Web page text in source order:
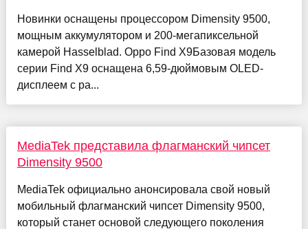
Новинки оснащены процессором Dimensity 9500,
мощным аккумулятором и 200-мегапиксельной
камерой Hasselblad. Oppo Find X9Базовая модель
серии Find X9 оснащена 6,59-дюймовым OLED-
дисплеем с ра...
MediaTek представила флагманский чипсет
Dimensity 9500
MediaTek официально анонсировала свой новый
мобильный флагманский чипсет Dimensity 9500,
который станет основой следующего поколения